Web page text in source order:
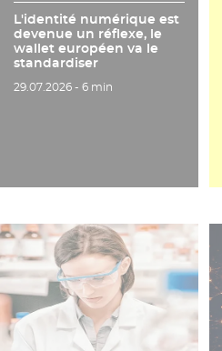
L'identité numérique est
devenue un réflexe, le
wallet européen va le
standardiser
Date de publication
29.07.2026 - Temps de lecture
6 min